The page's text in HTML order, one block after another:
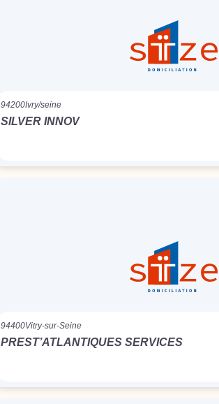
94200Ivry/seine
SILVER INNOV
94400Vitry-sur-Seine
PREST’ATLANTIQUES SERVICES